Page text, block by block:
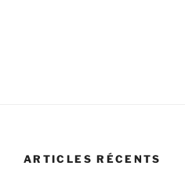
ARTICLES RÉCENTS